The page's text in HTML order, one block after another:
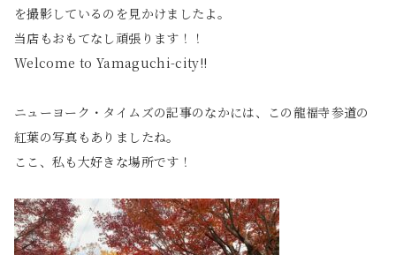
を撮影しているのを見かけましたよ。
当店もおもてなし頑張ります！！
Welcome to Yamaguchi-city!!
ニューヨーク・タイムズの記事のなかには、この龍福寺参道の
紅葉の写真もありましたね。
ここ、私も大好きな場所です！